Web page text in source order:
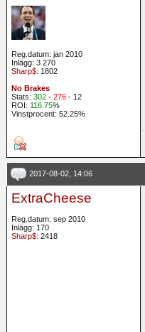
Reg.datum: jan 2010
Inlägg: 3 270
Sharp$: 1802
No Brakes
Stats: 302 - 276 - 12
ROI: 116.75%
Vinstprocent: 52.25%
2017-08-02, 14:06
ExtraCheese
Reg.datum: sep 2010
Inlägg: 170
Sharp$: 2418